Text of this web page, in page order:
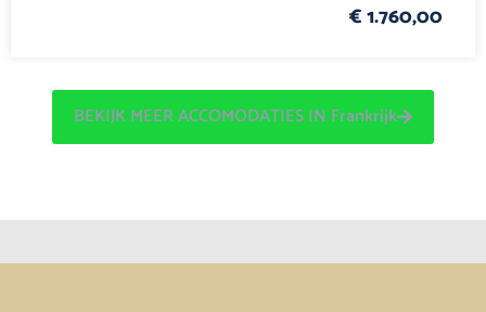
€ 1.760,00
BEKIJK MEER ACCOMODATIES IN Frankrijk